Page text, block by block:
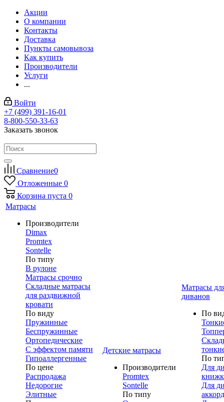
Акции
О компании
Контакты
Доставка
Пункты самовывоза
Как купить
Производители
Услуги
...
Войти
+7 (499) 391-16-01
8-800-550-33-63
Заказать звонок
Сравнение0
Отложенные 0
Корзина пуста 0
Матрасы
Производители
Dimax
Promtex
Sontelle
По типу
В рулоне
Матрасы срочно
Складные матрасы
для раздвижной
кровати
По виду
Пружинные
Беспружинные
Ортопедические
С эффектом памяти
Гипоаллергенные
По цене
Распродажа
Недорогие
Элитные
Детские матрасы
Производители
Promtex
Sontelle
По типу
Матрасы
диванов
По
По
Для
Для